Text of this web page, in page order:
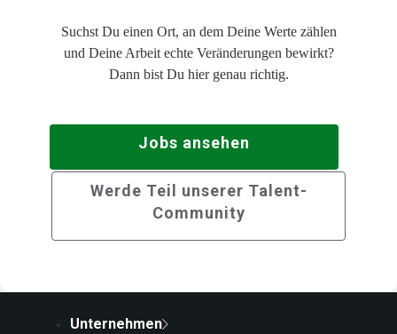
Suchst Du einen Ort, an dem Deine Werte zählen
und Deine Arbeit echte Veränderungen bewirkt?
Dann bist Du hier genau richtig.
Jobs ansehen
Werde Teil unserer Talent-
Community
Unternehmen